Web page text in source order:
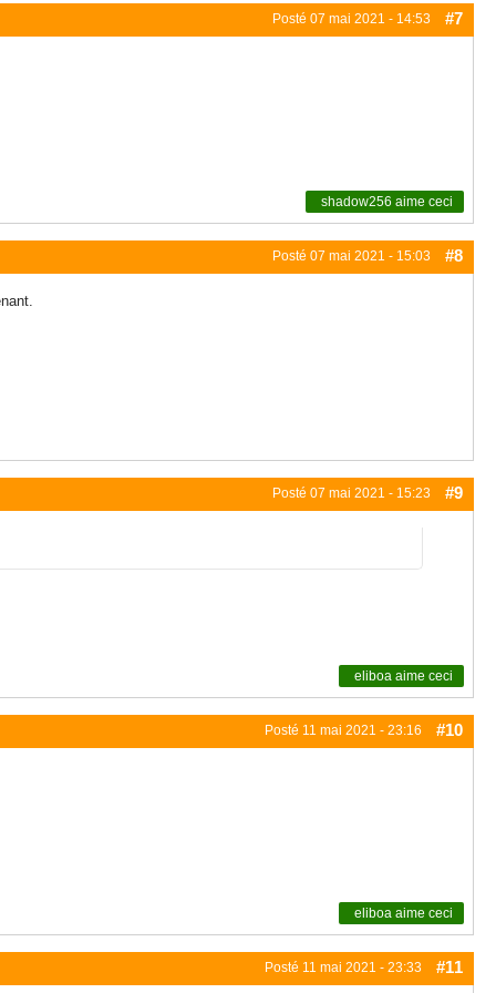
Posté 07 mai 2021 - 14:53 #7
shadow256 aime ceci
Posté 07 mai 2021 - 15:03 #8
Posté 07 mai 2021 - 15:23 #9
eliboa aime ceci
Posté 11 mai 2021 - 23:16 #10
eliboa aime ceci
Posté 11 mai 2021 - 23:33 #11